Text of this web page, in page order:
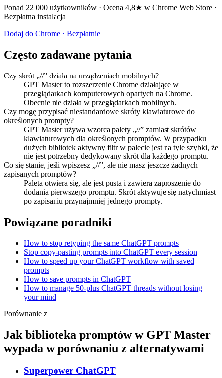
Ponad 22 000 użytkowników · Ocena 4,8★ w Chrome Web Store ·
Bezpłatna instalacja
Dodaj do Chrome · Bezpłatnie
Często zadawane pytania
Czy skrót „//” działa na urządzeniach mobilnych?
GPT Master to rozszerzenie Chrome działające w
przeglądarkach komputerowych opartych na Chrome.
Obecnie nie działa w przeglądarkach mobilnych.
Czy mogę przypisać niestandardowe skróty klawiaturowe do
określonych prompty?
GPT Master używa wzorca palety „//” zamiast skrótów
klawiaturowych dla określonych promptów. W przypadku
dużych bibliotek aktywny filtr w palecie jest na tyle szybki, że
nie jest potrzebny dedykowany skrót dla każdego promptu.
Co się stanie, jeśli wpiszesz „//”, ale nie masz jeszcze żadnych
zapisanych promptów?
Paleta otwiera się, ale jest pusta i zawiera zaproszenie do
dodania pierwszego promptu. Skrót aktywuje się natychmiast
po zapisaniu przynajmniej jednego prompty.
Powiązane poradniki
How to stop retyping the same ChatGPT prompts
Stop copy-pasting prompts into ChatGPT every session
How to speed up your ChatGPT workflow with saved
prompts
How to save prompts in ChatGPT
How to manage 50-plus ChatGPT threads without losing
your mind
Porównanie z
Jak biblioteka promptów w GPT Master
wypada w porównaniu z alternatywami
Superpower ChatGPT